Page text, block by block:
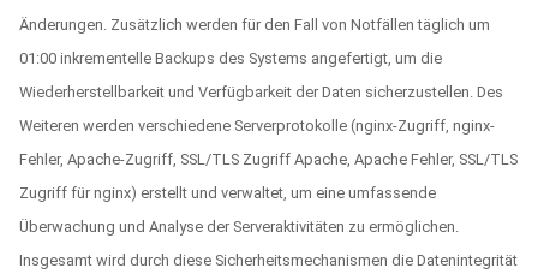
Änderungen. Zusätzlich werden für den Fall von Notfällen täglich um
01:00 inkrementelle Backups des Systems angefertigt, um die
Wiederherstellbarkeit und Verfügbarkeit der Daten sicherzustellen. Des
Weiteren werden verschiedene Serverprotokolle (nginx-Zugriff, nginx-
Fehler, Apache-Zugriff, SSL/TLS Zugriff Apache, Apache Fehler, SSL/TLS
Zugriff für nginx) erstellt und verwaltet, um eine umfassende
Überwachung und Analyse der Serveraktivitäten zu ermöglichen.
Insgesamt wird durch diese Sicherheitsmechanismen die Datenintegrität